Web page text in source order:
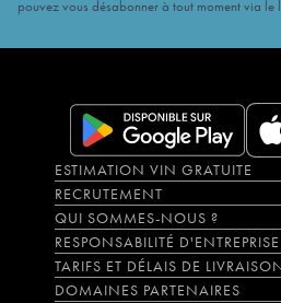
pouvez vous désabonner à tout moment via le
ESTIMATION VIN GRATUITE
RECRUTEMENT
QUI SOMMES-NOUS ?
RESPONSABILITÉ D'ENTREPRISE
TARIFS ET DÉLAIS DE
DOMAINES PARTENAIRES